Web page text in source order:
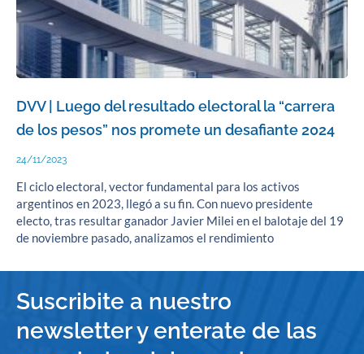
DVV | Luego del resultado electoral la “carrera
de los pesos” nos promete un desafiante 2024
24/11/2023
El ciclo electoral, vector fundamental para los activos
argentinos en 2023, llegó a su fin. Con nuevo presidente
electo, tras resultar ganador Javier Milei en el balotaje del 19
de noviembre pasado, analizamos el rendimiento
Suscribite a nuestro
newsletter y enterate de las